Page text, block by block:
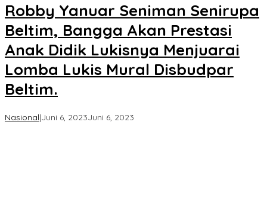
Robby Yanuar Seniman Senirupa
Beltim, Bangga Akan Prestasi
Anak Didik Lukisnya Menjuarai
Lomba Lukis Mural Disbudpar
Beltim.
Nasional|Juni 6, 2023Juni 6, 2023